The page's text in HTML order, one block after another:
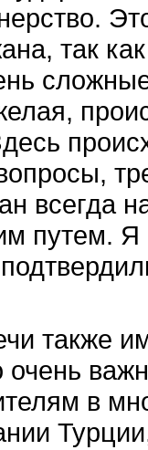
так
всегда
путем. Я
также
в